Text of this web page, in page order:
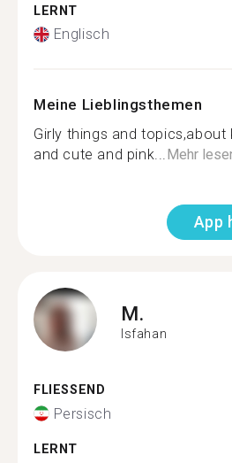
LERNT
Englisch
Meine Lieblingsthemen
Girly things and topics,about
and cute and pink...Mehr
App
M.
Isfahan
FLIESSEND
Persisch
LERNT